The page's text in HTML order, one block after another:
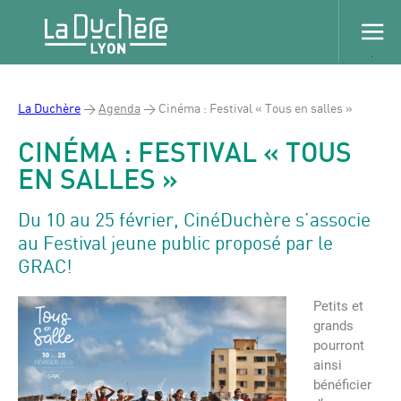
La Duchère>Agenda > Cinéma : Festival « Tous en salles »
CINÉMA : FESTIVAL « TOUS
EN SALLES »
Du 10 au 25 février, CinéDuchère s’associe
au Festival jeune public proposé par le
GRAC!
Petits et
grands
pourront
ainsi
bénéficier